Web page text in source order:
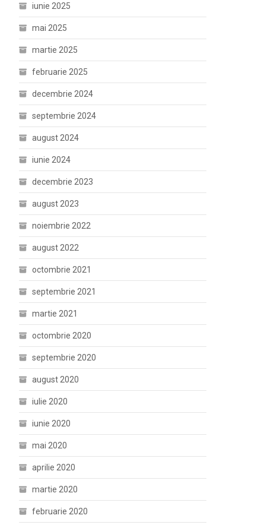
iunie 2025
mai 2025
martie 2025
februarie 2025
decembrie 2024
septembrie 2024
august 2024
iunie 2024
decembrie 2023
august 2023
noiembrie 2022
august 2022
octombrie 2021
septembrie 2021
martie 2021
octombrie 2020
septembrie 2020
august 2020
iulie 2020
iunie 2020
mai 2020
aprilie 2020
martie 2020
februarie 2020